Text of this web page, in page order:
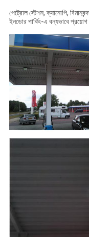
পেট্রোল স্টেশন, ক্যানোপি,
ইনডোর পার্কিং-এ বন্যভাবে